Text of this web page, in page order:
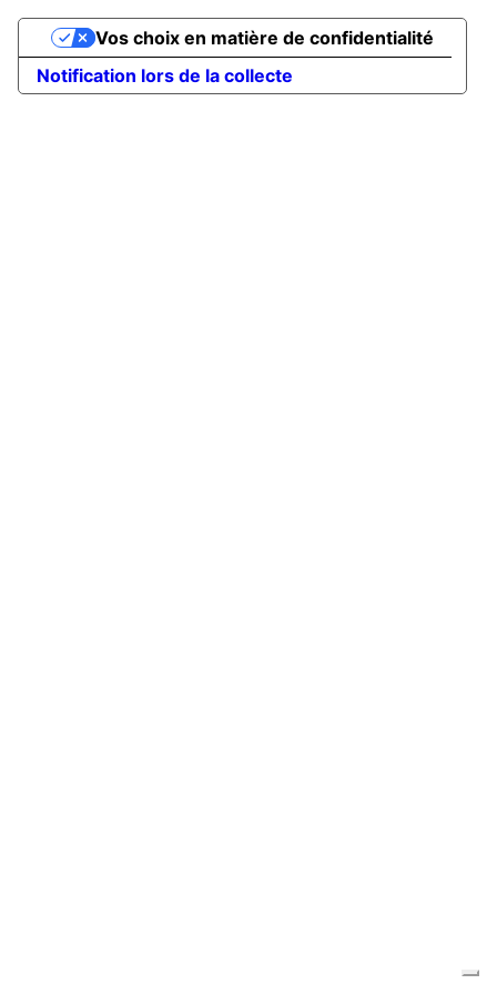
Notification lors de la collecte
Vos choix en matière de confidentialité